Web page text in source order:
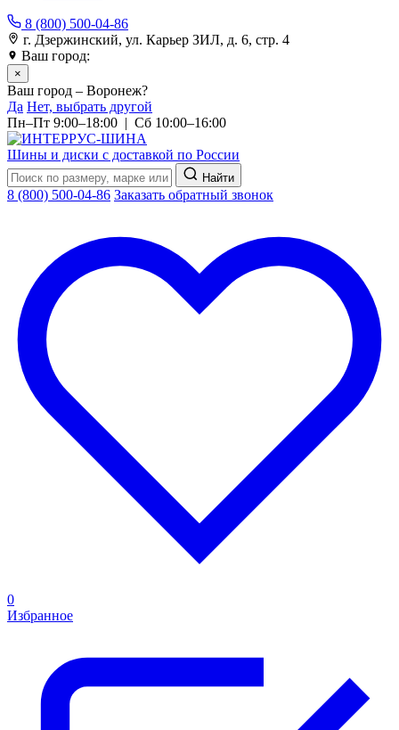
8 (800) 500-04-86
г. Дзержинский, ул. Карьер ЗИЛ, д. 6, стр. 4
Ваш город:
×
Ваш город – Воронеж?
Да Нет, выбрать другой
Пн–Пт 9:00–18:00 | Сб 10:00–16:00
Шины и диски с доставкой по России
Найти
8 (800) 500-04-86 Заказать обратный звонок
0
Избранное